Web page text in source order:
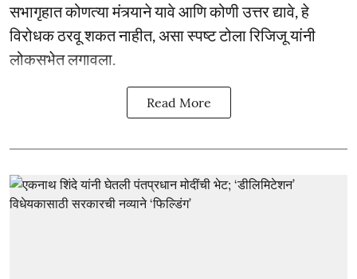
सभागृहात कोणत्या मंत्र्याने यावे आणि कोणी उत्तर द्यावे, हे
विरोधक ठरवू शकत नाहीत, असा स्पष्ट टोला रिजिजू यांनी
लोकसभेत लगावला.
Read More